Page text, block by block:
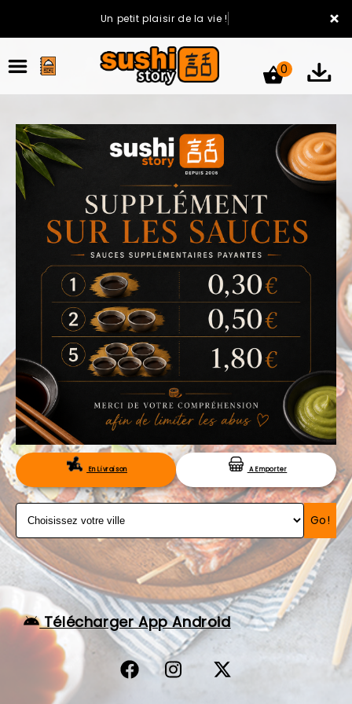
×
Un petit plaisir de la vie !
ACCUEIL
LA CARTE
VOTRE COMPTE
NOTRE RESTAURANT
VOS AVIS
MENTIONS LÉGALES
C.G.V
RÉSERVATION
0
En Livraison A Emporter
Go!
Télécharger App Android